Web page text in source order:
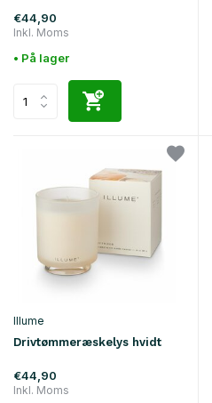
€44,90
Inkl. Moms
• På lager
Illume
Drivtømmeræskelys hvidt
€44,90
Inkl. Moms